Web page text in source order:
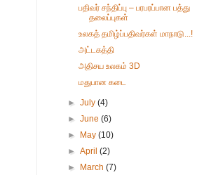
பதிவர் சந்திப்பு – பரபரப்பான பத்து
தலைப்புகள்
உலகத் தமிழ்ப்பதிவர்கள் மாநாடு...!
அட்டகத்தி
அதிசய உலகம் 3D
மதுபான கடை
►July(4)
►June(6)
►
May(10)
►April(2)
►
March(7)